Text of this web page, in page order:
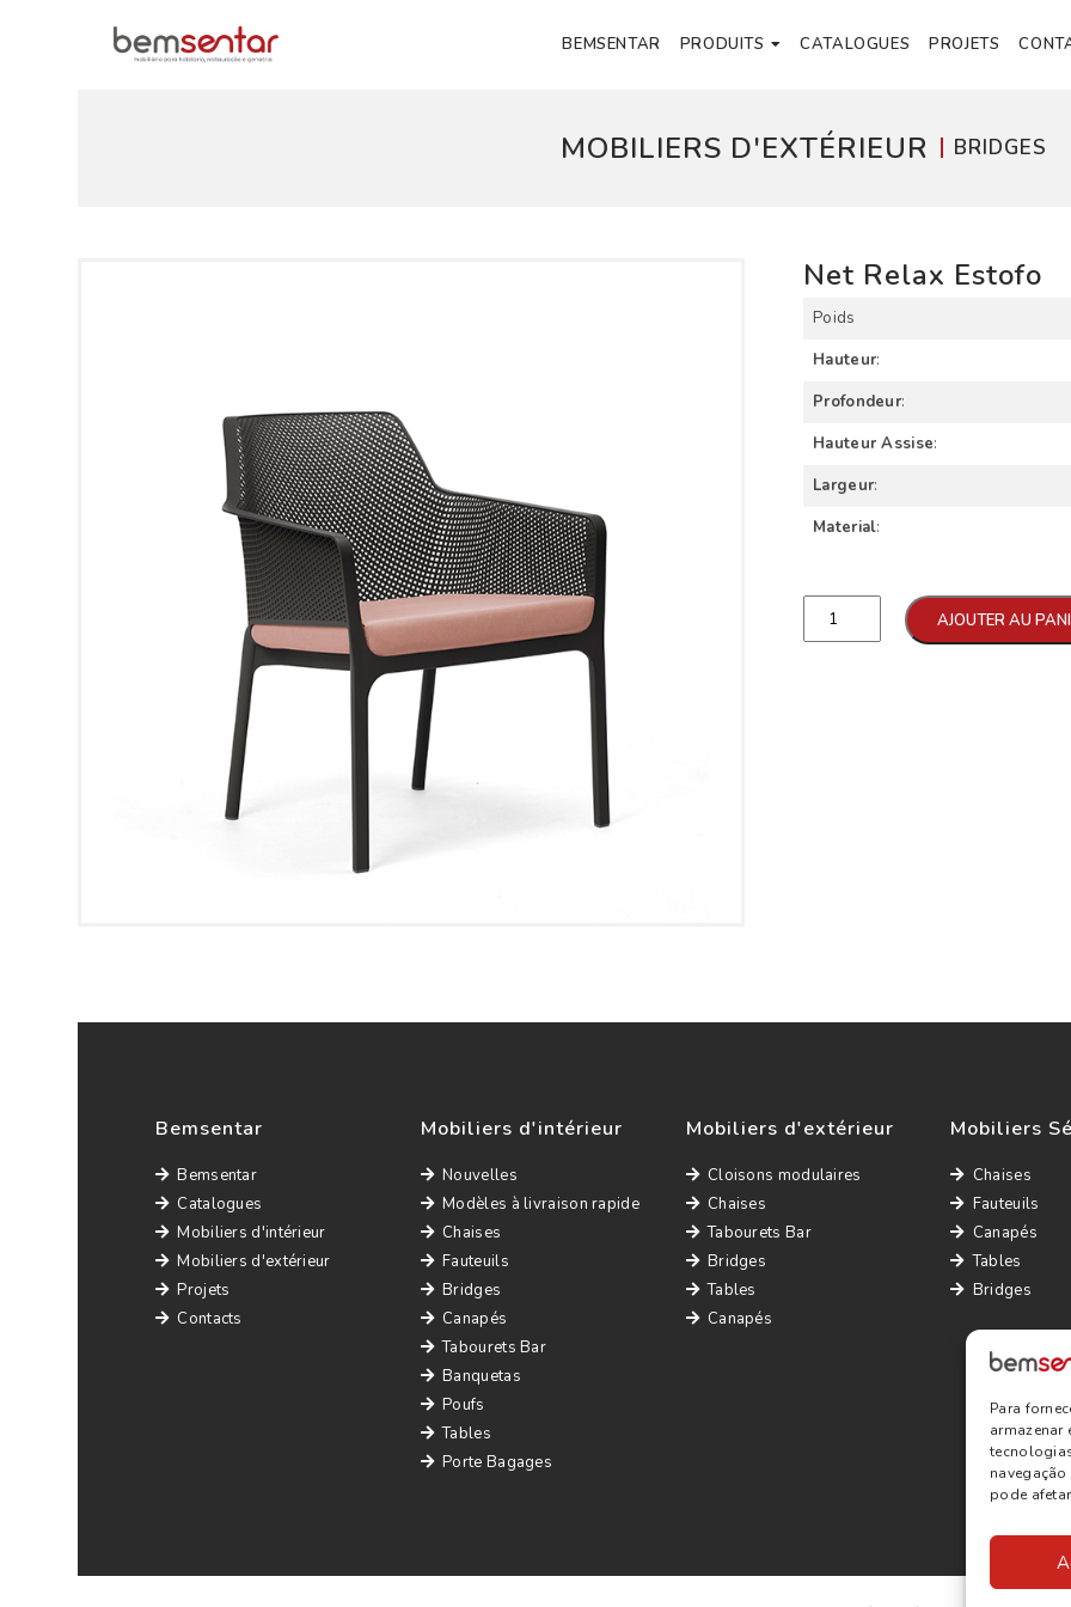
Para
pode
BEMSENTAR PRODUITS CATALOGUES PROJETS
MOBILIERS D'EXTÉRIEUR BRIDGES
Net Relax Estofo
Poids
Hauteur:
Profondeur:
Hauteur Assise:
Largeur:
Material:
AJOUTER AU
Bemsentar
Bemsentar
Catalogues
Mobiliers d'intérieur
Mobiliers d'extérieur
Projets
Contacts
Mobiliers d'intérieur
Nouvelles
Modèles à livraison rapide
Chaises
Fauteuils
Bridges
Canapés
Tabourets Bar
Banquetas
Poufs
Tables
Porte Bagages
Mobiliers d'extérieur
Cloisons modulaires
Chaises
Tabourets Bar
Bridges
Tables
Canapés
Mobiliers
Chaises
Fauteuils
Canapés
Tables
Bridges